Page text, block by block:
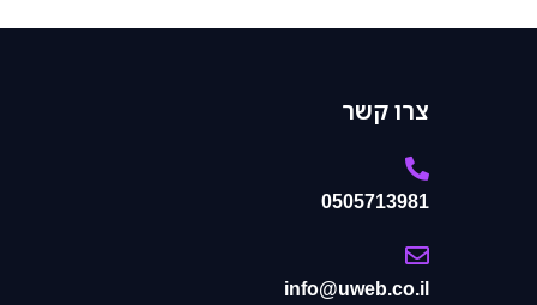
צרו קשר
0505713981
info@uweb.co.il